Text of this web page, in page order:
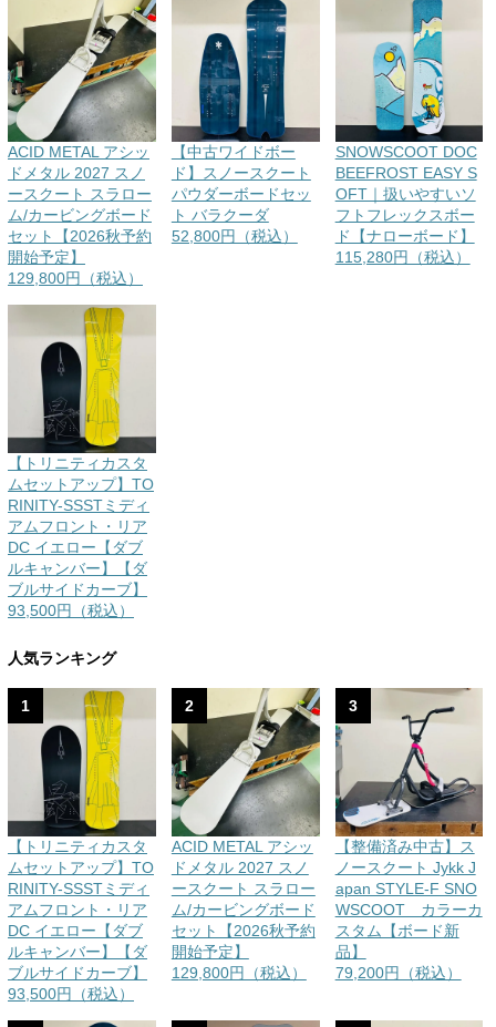
ACID METAL アシッ
ドメタル 2027 スノ
ースクート スラロー
ム/カービングボード
セット【2026秋予約
開始予定】
129,800円（税込）
【中古ワイドボー
ド】スノースクート
パウダーボードセッ
ト バラクーダ
52,800円（税込）
SNOWSCOOT DOC
BEEFROST EASY S
OFT｜扱いやすいソ
フトフレックスボー
ド【ナローボード】
115,280円（税込）
【トリニティカスタ
ムセットアップ】TO
RINITY-SSSTミディ
アムフロント・リア
DC イエロー【ダブ
ルキャンバー】【ダ
ブルサイドカーブ】
93,500円（税込）
人気ランキング
1
【トリニティカスタ
ムセットアップ】TO
RINITY-SSSTミディ
アムフロント・リア
DC イエロー【ダブ
ルキャンバー】【ダ
ブルサイドカーブ】
93,500円（税込）
2
ACID METAL アシッ
ドメタル 2027 スノ
ースクート スラロー
ム/カービングボード
セット【2026秋予約
開始予定】
129,800円（税込）
3
【整備済み中古】ス
ノースクート Jykk J
apan STYLE-F SNO
WSCOOT カラーカ
スタム【ボード新
品】
79,200円（税込）